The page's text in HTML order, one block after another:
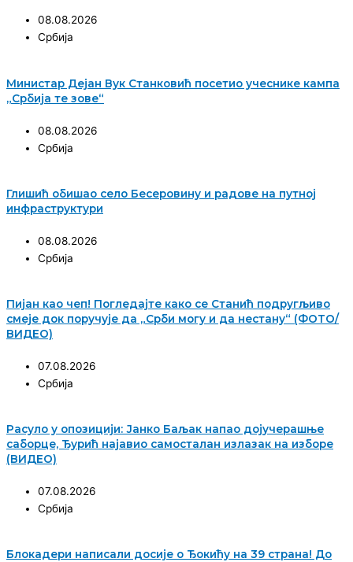
08.08.2026
Србија
Министар Дејан Вук Станковић посетио учеснике кампа
„Србија те зове“
08.08.2026
Србија
Глишић обишао село Бесеровину и радове на путној
инфраструктури
08.08.2026
Србија
Пијан као чеп! Погледајте како се Станић подругљиво
смеје док поручује да „Срби могу и да нестану“ (ФОТО/
ВИДЕО)
07.08.2026
Србија
Расуло у опозицији: Јанко Баљак напао дојучерашње
саборце, Ђурић најавио самосталан излазак на изборе
(ВИДЕО)
07.08.2026
Србија
Блокадери написали досије о Ђокићу на 39 страна! До